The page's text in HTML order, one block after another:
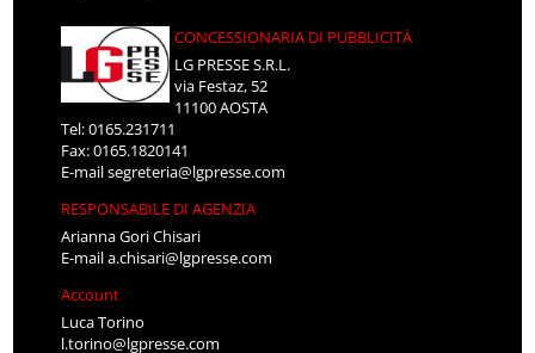
CONCESSIONARIA DI PUBBLICITÀ
LG PRESSE S.R.L.
via Festaz, 52
11100 AOSTA
Tel: 0165.231711
Fax: 0165.1820141
E-mailsegreteria@lgpresse.com
RESPONSABILE DI AGENZIA
Arianna Gori Chisari
E-maila.chisari@lgpresse.com
Account
Luca Torino
l.torino@lgpresse.com